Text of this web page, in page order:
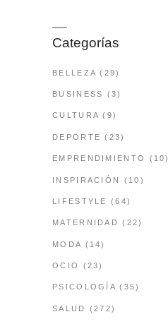
Categorías
BELLEZA (29)
BUSINESS (3)
CULTURA (9)
DEPORTE (23)
EMPRENDIMIENTO (10)
INSPIRACIÓN (10)
LIFESTYLE (64)
MATERNIDAD (22)
MODA (14)
OCIO (23)
PSICOLOGÍA (35)
SALUD (272)